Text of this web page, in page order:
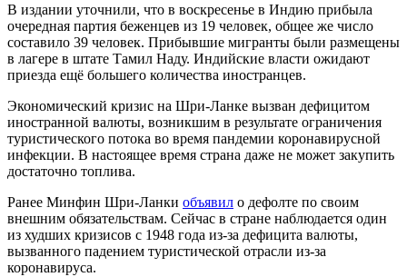
В издании уточнили, что в воскресенье в Индию прибыла
очередная партия беженцев из 19 человек, общее же число
составило 39 человек. Прибывшие мигранты были размещены
в лагере в штате Тамил Наду. Индийские власти ожидают
приезда ещё большего количества иностранцев.
Экономический кризис на Шри-Ланке вызван дефицитом
иностранной валюты, возникшим в результате ограничения
туристического потока во время пандемии коронавирусной
инфекции. В настоящее время страна даже не может закупить
достаточно топлива.
Ранее Минфин Шри-Ланки объявил о дефолте по своим
внешним обязательствам. Сейчас в стране наблюдается один
из худших кризисов с 1948 года из-за дефицита валюты,
вызванного падением туристической отрасли из-за
коронавируса.